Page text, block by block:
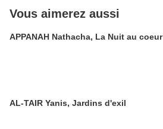
Vous aimerez aussi
APPANAH Nathacha, La Nuit au coeur
AL-TAIR Yanis, Jardins d'exil